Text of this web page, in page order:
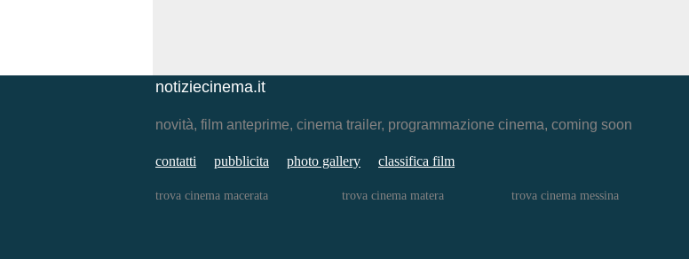
notiziecinema.it
novità, film anteprime, cinema trailer, programmazione cinema, coming soon
contatti pubblicita photo gallery classifica film
trova cinema macerata trova cinema matera trova cinema messina